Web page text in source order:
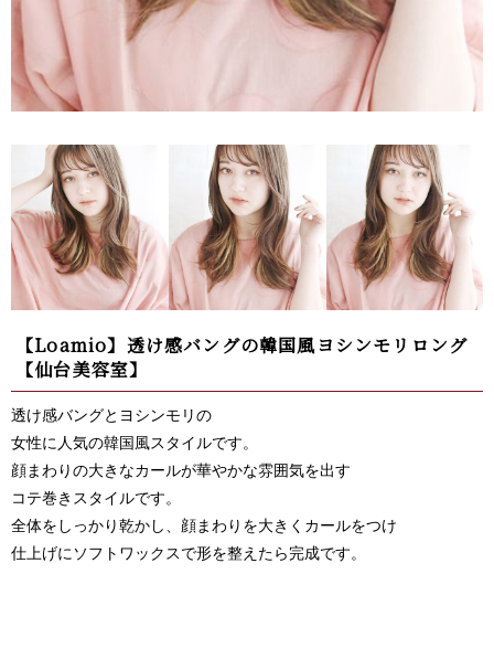
【Loamio】透け感バングの韓国風ヨシンモリロング
【仙台美容室】
透け感バングとヨシンモリの
女性に人気の韓国風スタイルです。
顔まわりの大きなカールが華やかな雰囲気を出す
コテ巻きスタイルです。
全体をしっかり乾かし、顔まわりを大きくカールをつけ
仕上げにソフトワックスで形を整えたら完成です。